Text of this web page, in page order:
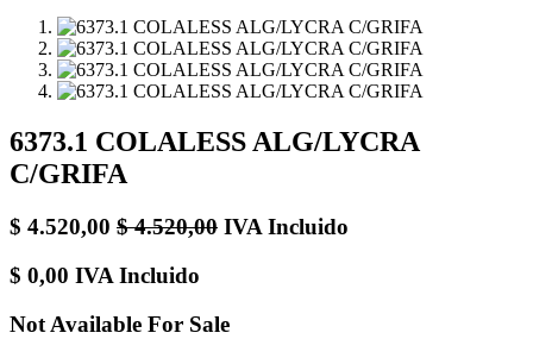
6373.1 COLALESS ALG/LYCRA
C/GRIFA
$ 4.520,00 $4.520,00 IVA Incluido
$ 0,00 IVA Incluido
Not Available For Sale